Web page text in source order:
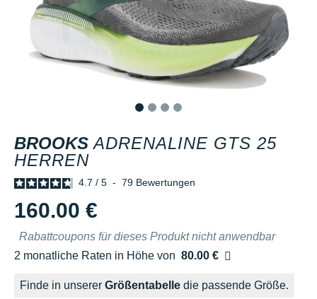
BROOKS ADRENALINE GTS 25
HERREN
4.7 / 5 - 79 Bewertungen
160.00 €
Rabattcoupons für dieses Produkt nicht anwendbar
2 monatliche Raten in Höhe von 80.00 €
Ohne Zusatzkosten
Finde in unserer Größentabelle die passende Größe.